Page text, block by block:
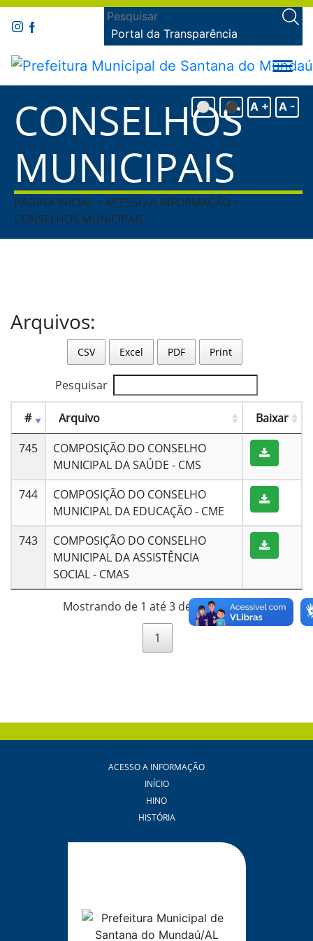
Portal da Transparência
CONSELHOS
MUNICIPAIS
PÁGINA INICIAL > ACESSO A INFORMAÇÃO >
CONSELHOS MUNICIPAIS
A -
A +
⚫
⚪
Arquivos:
CSV Excel PDF Print
Pesquisar
# Arquivo
Baixar
745
COMPOSIÇÃO DO CONSELHO
MUNICIPAL DA SAÚDE - CMS
744
COMPOSIÇÃO DO CONSELHO
MUNICIPAL DA EDUCAÇÃO - CME
743
COMPOSIÇÃO DO CONSELHO
MUNICIPAL DA ASSISTÊNCIA
SOCIAL - CMAS
Mostrando de 1 até 3 de 3 registros
1
ACESSO A INFORMAÇÃO
INÍCIO
HINO
HISTÓRIA